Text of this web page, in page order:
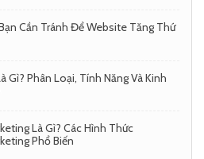
Cần Tránh Để Website Tăng Thứ
Gì? Phân Loại, Tính Năng Và Kinh
Là Gì? Các Hình Thức
Phổ Biến